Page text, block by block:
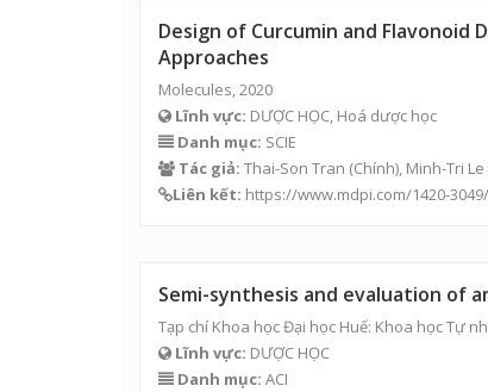
Design of Curcumin and
Approaches
Molecules, 2020
Lĩnh vực: DƯỢC HỌC, Hoá dược học
Danh mục: SCIE
Tác giả: Thai-Son Tran (Chính), Minh-Tri
Liên kết: https://www.mdpi.com/1420-
Semi-synthesis and evaluation of
Tạp chí Khoa học Đại học Huế: Khoa học Tự
Lĩnh vực: DƯỢC HỌC
Danh mục: ACI